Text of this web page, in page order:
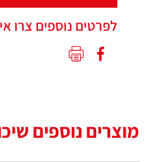
לפרטים נוספים צרו
מוצרים נוספים